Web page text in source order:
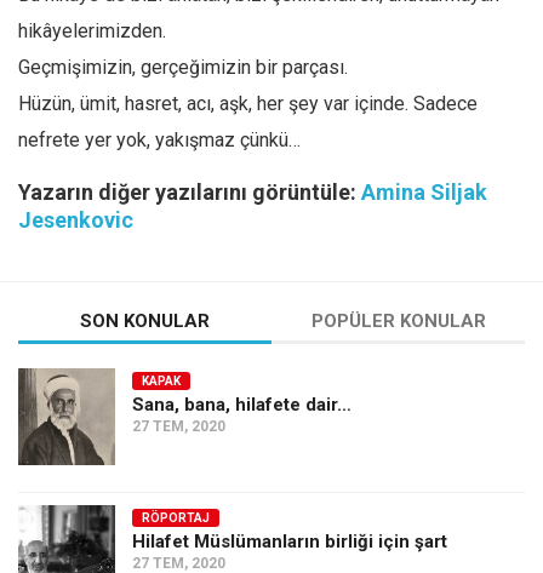
hikâyelerimizden.
Geçmişimizin, gerçeğimizin bir parçası.
Hüzün, ümit, hasret, acı, aşk, her şey var içinde. Sadece
nefrete yer yok, yakışmaz çünkü…
Yazarın diğer yazılarını görüntüle: Amina Siljak
Jesenkovic
SON KONULAR POPÜLER KONULAR
KAPAK
Sana, bana, hilafete dair…
27 TEM, 2020
RÖPORTAJ
Hilafet Müslümanların birliği için şart
27 TEM, 2020